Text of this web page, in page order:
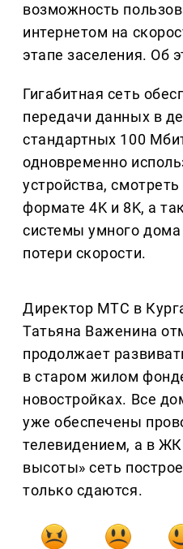
возможность
интернетом на
этапе заселения. Об
Гигабитная сеть
передачи данных в
стандартных 100
одновременно
устройства,
формате 4K и 8K, а
системы умного
потери скорости.
Директор МТС в
Татьяна Важенина
продолжает
в старом жилом
новостройках. Все
уже обеспечены
телевидением, а в
высоты» сеть
только сдаются.